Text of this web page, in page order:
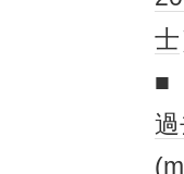
士
■
(